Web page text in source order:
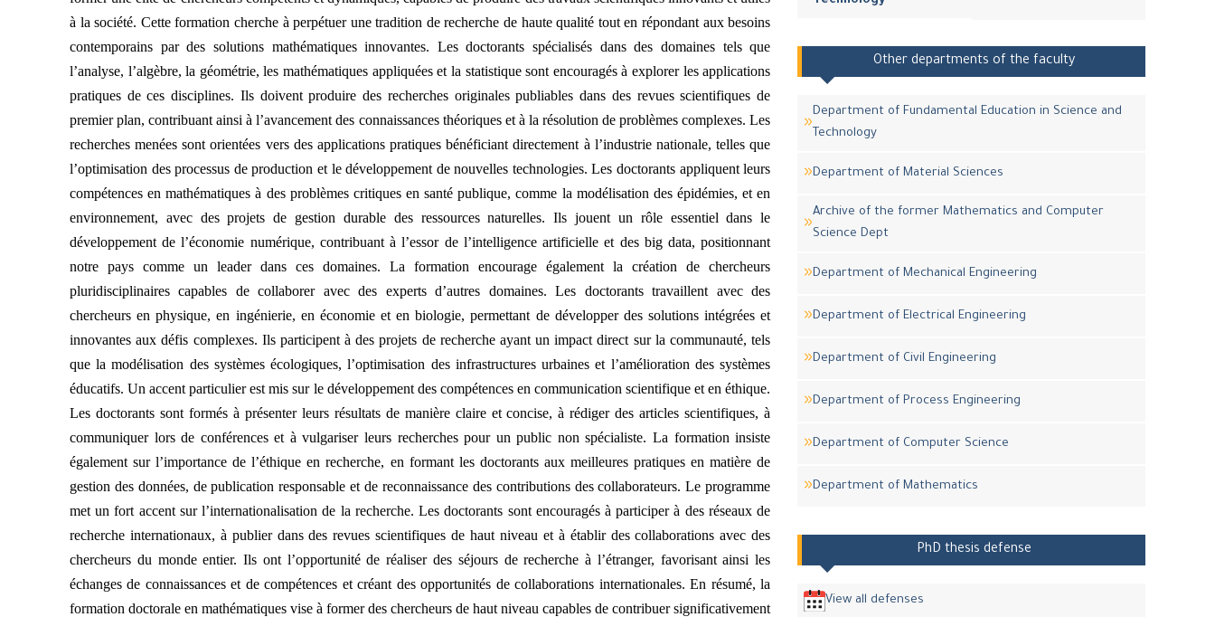
à la société. Cette formation cherche à perpétuer une tradition de recherche de haute qualité tout en répondant aux besoins
contemporains par des solutions mathématiques innovantes. Les doctorants spécialisés dans des domaines tels que
l’analyse, l’algèbre, la géométrie, les mathématiques appliquées et la statistique sont encouragés à explorer les applications
pratiques de ces disciplines. Ils doivent produire des recherches originales publiables dans des revues scientifiques de
premier plan, contribuant ainsi à l’avancement des connaissances théoriques et à la résolution de problèmes complexes. Les
recherches menées sont orientées vers des applications pratiques bénéficiant directement à l’industrie nationale, telles que
l’optimisation des processus de production et le développement de nouvelles technologies. Les doctorants appliquent leurs
compétences en mathématiques à des problèmes critiques en santé publique, comme la modélisation des épidémies, et en
environnement, avec des projets de gestion durable des ressources naturelles. Ils jouent un rôle essentiel dans le
développement de l’économie numérique, contribuant à l’essor de l’intelligence artificielle et des big data, positionnant
notre pays comme un leader dans ces domaines. La formation encourage également la création de chercheurs
pluridisciplinaires capables de collaborer avec des experts d’autres domaines. Les doctorants travaillent avec des
chercheurs en physique, en ingénierie, en économie et en biologie, permettant de développer des solutions intégrées et
innovantes aux défis complexes. Ils participent à des projets de recherche ayant un impact direct sur la communauté, tels
que la modélisation des systèmes écologiques, l’optimisation des infrastructures urbaines et l’amélioration des systèmes
éducatifs. Un accent particulier est mis sur le développement des compétences en communication scientifique et en éthique.
Les doctorants sont formés à présenter leurs résultats de manière claire et concise, à rédiger des articles scientifiques, à
communiquer lors de conférences et à vulgariser leurs recherches pour un public non spécialiste. La formation insiste
également sur l’importance de l’éthique en recherche, en formant les doctorants aux meilleures pratiques en matière de
gestion des données, de publication responsable et de reconnaissance des contributions des collaborateurs. Le programme
met un fort accent sur l’internationalisation de la recherche. Les doctorants sont encouragés à participer à des réseaux de
recherche internationaux, à publier dans des revues scientifiques de haut niveau et à établir des collaborations avec des
chercheurs du monde entier. Ils ont l’opportunité de réaliser des séjours de recherche à l’étranger, favorisant ainsi les
échanges de connaissances et de compétences et créant des opportunités de collaborations internationales. En résumé, la
formation doctorale en mathématiques vise à former des chercheurs de haut niveau capables de contribuer significativement
Other departments of the faculty
Department of Fundamental Education in Science and
Technology
Department of Material Sciences
Archive of the former Mathematics and Computer
Science Dept
Department of Mechanical Engineering
Department of Electrical Engineering
Department of Civil Engineering
Department of Process Engineering
Department of Computer Science
Department of Mathematics
PhD thesis defense
View all defenses